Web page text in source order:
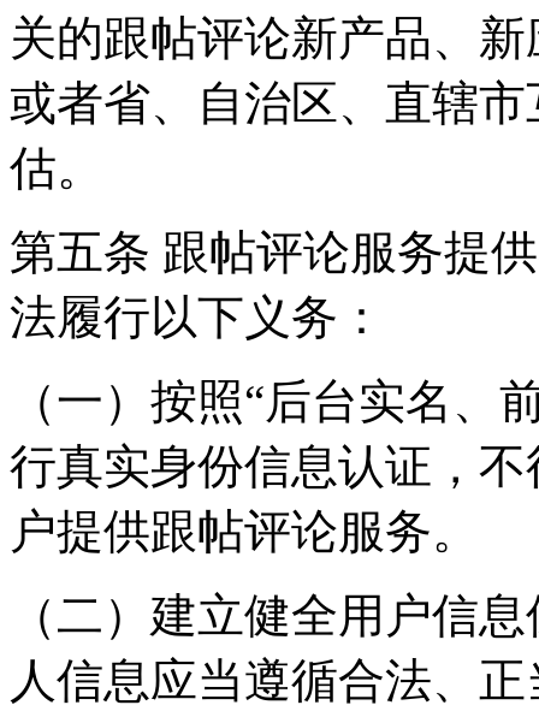
关的跟帖评论新产品、
或者省、自治区、直辖
估。
第五条 跟帖评论服务提
法履行以下义务：
（一）按照“后台实名、
行真实身份信息认证，
户提供跟帖评论服务。
（二）建立健全用户信
人信息应当遵循合法、